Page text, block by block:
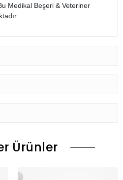
Medikal Beşeri & Veteriner
Ürünler